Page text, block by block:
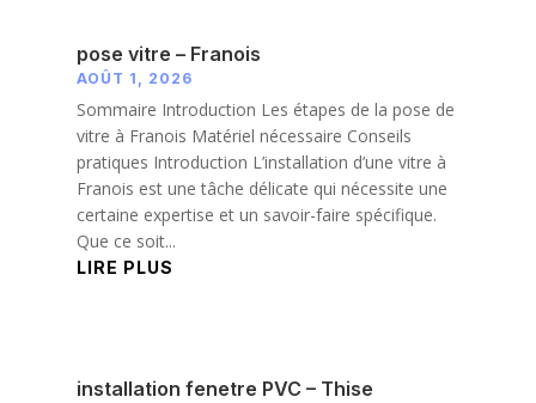
pose vitre – Franois
AOÛT 1, 2026
Sommaire Introduction Les étapes de la pose de
vitre à Franois Matériel nécessaire Conseils
pratiques Introduction L’installation d’une vitre à
Franois est une tâche délicate qui nécessite une
certaine expertise et un savoir-faire spécifique.
Que ce soit...
LIRE PLUS
installation fenetre PVC – Thise